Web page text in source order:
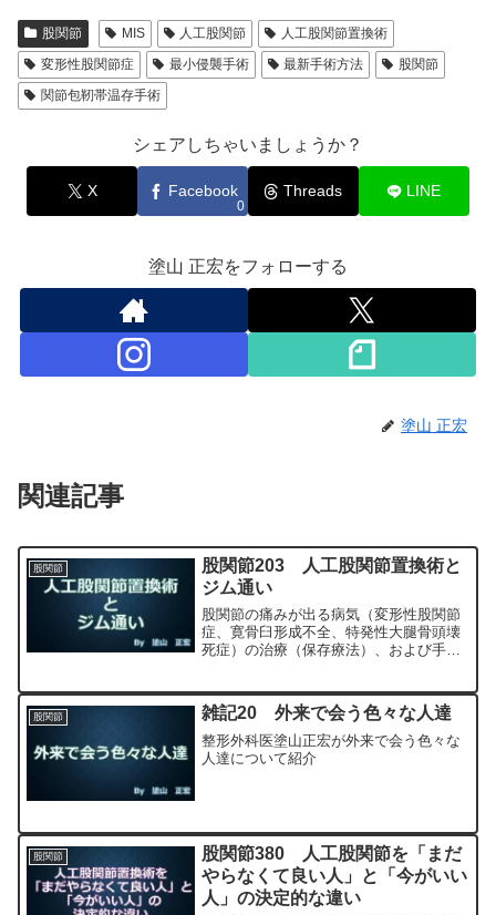
股関節 MIS 人工股関節
人工股関節置換術
変形性股関節症
最小侵襲手術 最新手術方法
股関節
関節包靭帯温存手術
シェアしちゃいましょうか？
X Facebook
0
Threads LINE
塗山 正宏をフォローする
塗山 正宏
関連記事
股関節
股関節203 人工股関節置換術と
ジム通い
股関節の痛みが出る病気（変形性股関節
症、寛骨臼形成不全、特発性大腿骨頭壊
死症）の治療（保存療法）、および手術
科専門医（人工関節手術を専門）の塗山
正宏が色々と説明します。
股関節 雑記20 外来で会う色々な人達
整形外科医塗山正宏が外来で会う色々な
人達について紹介
股関節
股関節380 人工股関節を「まだ
やらなくて良い人」と「今がいい
人」の決定的な違い